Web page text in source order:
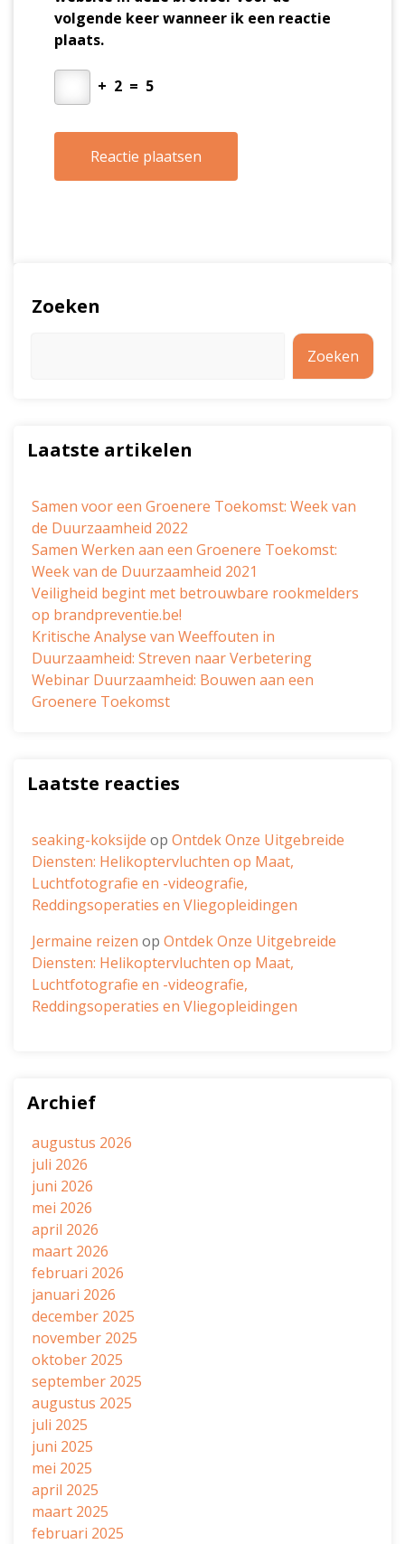
volgende keer wanneer ik een reactie
plaats.
+ 2 = 5
Zoeken
Zoeken
Laatste artikelen
Samen voor een Groenere Toekomst: Week van
de Duurzaamheid 2022
Samen Werken aan een Groenere Toekomst:
Week van de Duurzaamheid 2021
Veiligheid begint met betrouwbare rookmelders
op brandpreventie.be!
Kritische Analyse van Weeffouten in
Duurzaamheid: Streven naar Verbetering
Webinar Duurzaamheid: Bouwen aan een
Groenere Toekomst
Laatste reacties
seaking-koksijde op Ontdek Onze Uitgebreide
Diensten: Helikoptervluchten op Maat,
Luchtfotografie en -videografie,
Reddingsoperaties en Vliegopleidingen
Jermaine reizen op Ontdek Onze Uitgebreide
Diensten: Helikoptervluchten op Maat,
Luchtfotografie en -videografie,
Reddingsoperaties en Vliegopleidingen
Archief
augustus 2026
juli 2026
juni 2026
mei 2026
april 2026
maart 2026
februari 2026
januari 2026
december 2025
november 2025
oktober 2025
september 2025
augustus 2025
juli 2025
juni 2025
mei 2025
april 2025
maart 2025
februari 2025